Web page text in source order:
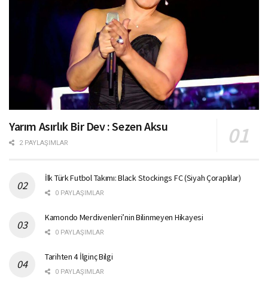
Yarım Asırlık Bir Dev : Sezen Aksu
2 PAYLAŞIMLAR
İlk Türk Futbol Takımı: Black Stockings FC (Siyah Çoraplılar)
0 PAYLAŞIMLAR
Kamondo Merdivenleri’nin Bilinmeyen Hikayesi
0 PAYLAŞIMLAR
Tarihten 4 İlginç Bilgi
0 PAYLAŞIMLAR